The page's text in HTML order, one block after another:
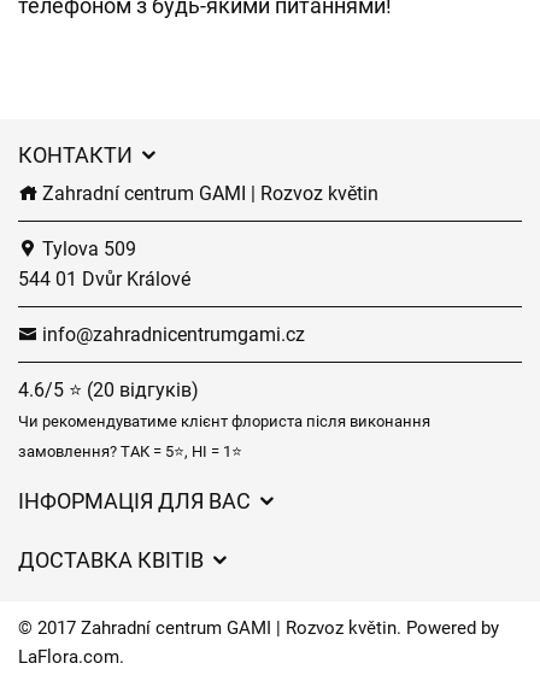
телефоном з будь-якими питаннями!
КОНТАКТИ
Zahradní centrum GAMI | Rozvoz květin
Tylova 509
544 01 Dvůr Králové
info@zahradnicentrumgami.cz
4.6/5 ⭐ (20 відгуків)
Чи рекомендуватиме клієнт флориста після виконання
замовлення? ТАК = 5⭐, НІ = 1⭐
ІНФОРМАЦІЯ ДЛЯ ВАС
Захист персональних даних
Час доставки квітів – огляд можливостей
ДОСТАВКА КВІТІВ
Куди ми доставляємо квіти
© 2017 Zahradní centrum GAMI | Rozvoz květin. Powered by
LaFlora.com.